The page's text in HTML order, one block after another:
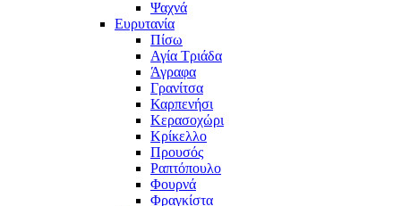
Ψαχνά
Ευρυτανία
Πίσω
Αγία Τριάδα
Άγραφα
Γρανίτσα
Καρπενήσι
Κερασοχώρι
Κρίκελλο
Προυσός
Ραπτόπουλο
Φουρνά
Φραγκίστα